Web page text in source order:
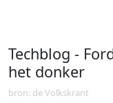
Techblog -
het donker
bron: de Volkskrant